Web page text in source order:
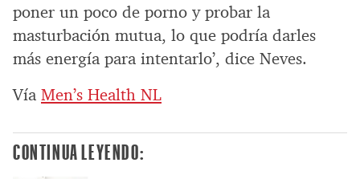
poner un poco de porno y probar la
masturbación mutua, lo que podría darles
más energía para intentarlo’, dice Neves.
Vía Men’s Health NL
CONTINUA LEYENDO: